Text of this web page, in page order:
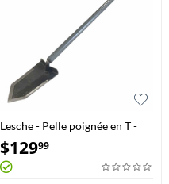
Lesche - Pelle poignée en T -
Sampson 36″
$12999